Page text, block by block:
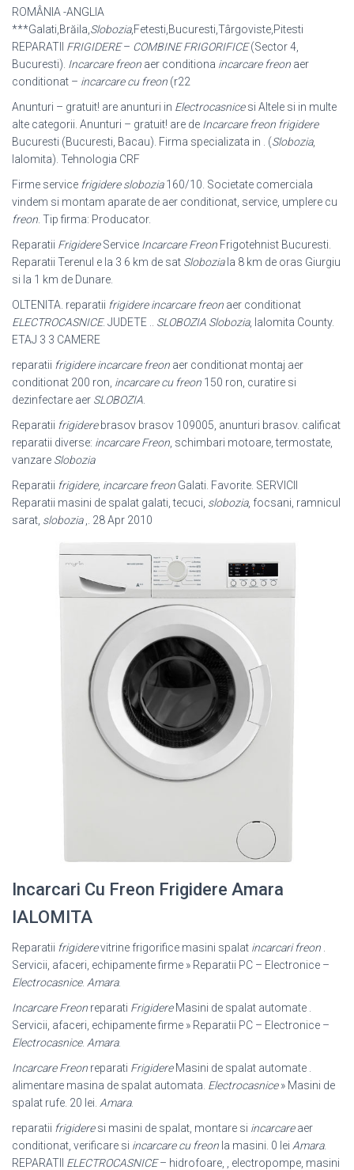
ROMÂNIA -ANGLIA
***Galati,Brăila, Slobozia,Fetesti,Bucuresti,Târgoviste,Pitesti
REPARATII FRIGIDERE– COMBINE FRIGORIFICE(Sector 4,
Bucuresti). Incarcare freon aer conditiona incarcare freon aer
conditionat – incarcare cu freon (r22
Anunturi – gratuit! are anunturi in Electrocasnicesi Altele si in multe
alte categorii. Anunturi – gratuit! are de Incarcare freon frigidere
Bucuresti (Bucuresti, Bacau). Firma specializata in . (Slobozia,
Ialomita). Tehnologia CRF
Firme service frigidere slobozia160/10. Societate comerciala
vindem si montam aparate de aer conditionat, service, umplere cu
freon . Tip firma: Producator.
Reparatii FrigidereService Incarcare Freon Frigotehnist Bucuresti.
Reparatii Terenul e la 3 6 km de sat Sloboziala 8 km de oras Giurgiu
si la 1 km de Dunare.
OLTENITA. reparatii frigidere incarcare freon aer conditionat
ELECTROCASNICE. JUDETE .. SLOBOZIA Slobozia, Ialomita County.
ETAJ 3 3 CAMERE
reparatii frigidere incarcare freon aer conditionat montaj aer
conditionat 200 ron, incarcare cu freon 150 ron, curatire si
dezinfectare aer SLOBOZIA
Reparatii frigiderebrasov brasov 109005, anunturi brasov. calificat
reparatii diverse: incarcare Freon , schimbari motoare, termostate,
vanzare Slobozia
Reparatii frigidere, incarcare freon Galati. Favorite. SERVICII
Reparatii masini de spalat galati, tecuci, slobozia, focsani, ramnicul
sarat, slobozia,. 28 Apr 2010
Incarcari Cu Freon Frigidere Amara
IALOMITA
Reparatii frigiderevitrine frigorifice masini spalat incarcari freon
Servicii, afaceri, echipamente firme » Reparatii PC – Electronice –
Electrocasnice. Amara.
Incarcare Freon reparati FrigidereMasini de spalat automate .
Servicii, afaceri, echipamente firme » Reparatii PC – Electronice –
Electrocasnice. Amara.
Incarcare Freon reparati FrigidereMasini de spalat automate .
alimentare masina de spalat automata. Electrocasnice» Masini de
spalat rufe. 20 lei. Amara.
reparatii frigideresi masini de spalat, montare si incarcareaer
conditionat, verificare si incarcare cu freon la masini. 0 lei Amara.
REPARATII ELECTROCASNICE– hidrofoare, , electropompe, masini